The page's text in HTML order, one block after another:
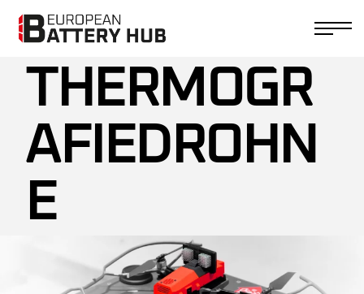
THERMOGR
AFIEDROHN
E